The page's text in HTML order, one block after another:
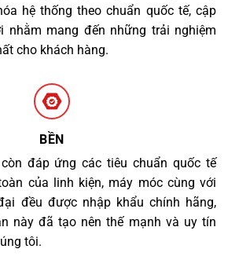
hệ thống theo chuẩn quốc tế, cập
nhằm mang đến những trải nghiệm
cho khách hàng.
BỀN
đáp ứng các tiêu chuẩn quốc tế
của linh kiện, máy móc cùng với
đều được nhập khẩu chính hãng,
này đã tạo nên thế mạnh và uy tín
tôi.